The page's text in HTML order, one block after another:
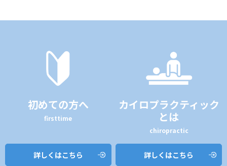
初めての方へ
firsttime
詳しくはこちら
カイロプラクティック
とは
chiropractic
詳しくはこちら